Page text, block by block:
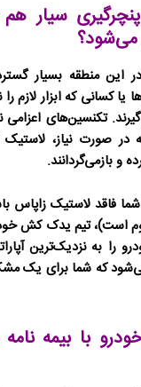
سیار
این منطقه بسیار
یا کسانی که ابزار لازم
تکنسین‌های اعزامی
در صورت نیاز،
و بازمی‌گردانند.
فاقد لاستیک زاپاس
است)، تیمیدک کش
را به نزدیک‌ترین
که شما برای یک
با بیمه